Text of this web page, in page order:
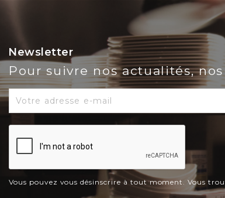
Newsletter
Pour suivre nos actualités,
Vous pouvez vous désinscrire à tout moment. Vous